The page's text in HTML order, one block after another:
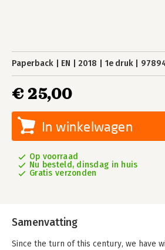
Paperback EN 2018 1e druk
€ 25,00
In winkelwagen
Op voorraad
Nu besteld, dinsdag in huis
Gratis verzonden
Samenvatting
Since the turn of this century, we have